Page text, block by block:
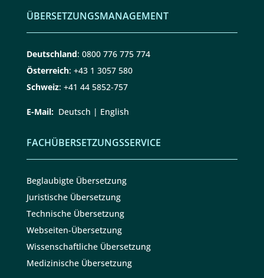
ÜBERSETZUNGSMANAGEMENT
Deutschland: 0800 776 775 774
Österreich: +43 1 3057 580
Schweiz: +41 44 5852-757
E-Mail: Deutsch | English
FACHÜBERSETZUNGSSERVICE
Beglaubigte Übersetzung
Juristische Übersetzung
Technische Übersetzung
Webseiten-Übersetzung
Wissenschaftliche Übersetzung
Medizinische Übersetzung